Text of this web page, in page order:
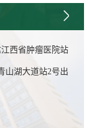
西省肿瘤医院站
山湖大道站2号出